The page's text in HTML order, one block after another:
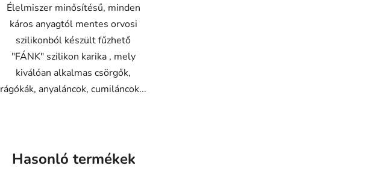
Élelmiszer minősítésű, minden
káros anyagtól mentes orvosi
szilikonból készült fűzhető
"FÁNK" szilikon karika , mely
kiválóan alkalmas csörgők,
rágókák, anyaláncok, cumiláncok...
Hasonló termékek